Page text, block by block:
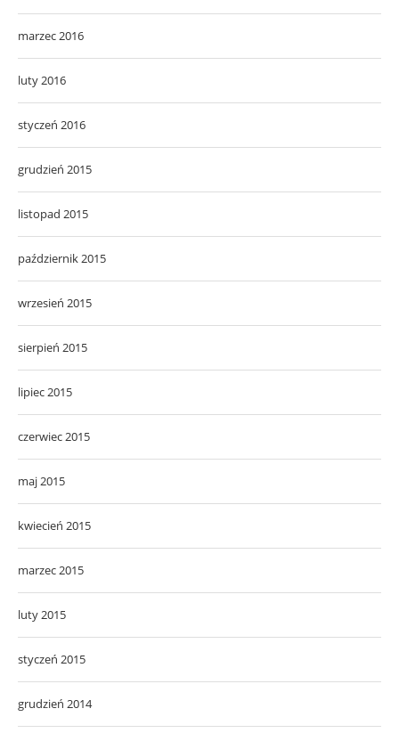
marzec 2016
luty 2016
styczeń 2016
grudzień 2015
listopad 2015
październik 2015
wrzesień 2015
sierpień 2015
lipiec 2015
czerwiec 2015
maj 2015
kwiecień 2015
marzec 2015
luty 2015
styczeń 2015
grudzień 2014